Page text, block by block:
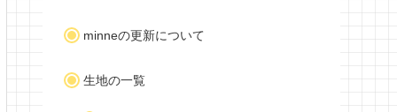
minneの更新について
生地の一覧